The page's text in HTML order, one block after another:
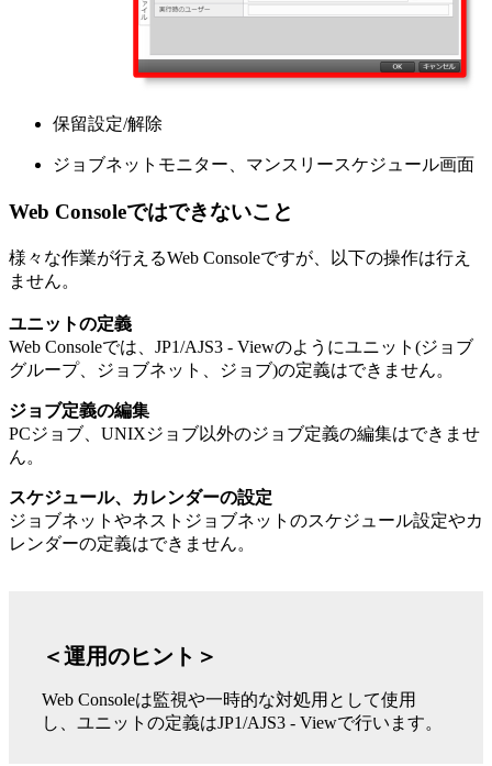
保留設定/解除
ジョブネットモニター、マンスリースケジュール画面
Web Consoleではできないこと
様々な作業が行えるWeb Consoleですが、以下の操作は行え
ません。
ユニットの定義
Web Consoleでは、JP1/AJS3 - Viewのようにユニット(ジョブ
グループ、ジョブネット、ジョブ)の定義はできません。
ジョブ定義の編集
PCジョブ、UNIXジョブ以外のジョブ定義の編集はできませ
ん。
スケジュール、カレンダーの設定
ジョブネットやネストジョブネットのスケジュール設定やカ
レンダーの定義はできません。
＜運用のヒント＞
Web Consoleは監視や一時的な対処用として使用
し、ユニットの定義はJP1/AJS3 - Viewで行います。